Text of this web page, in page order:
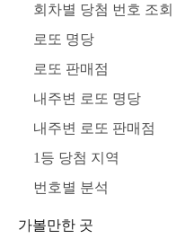
회차별 당첨 번호 조회
로또 명당
로또 판매점
내주변 로또 명당
내주변 로또 판매점
1등 당첨 지역
번호별 분석
가볼만한 곳